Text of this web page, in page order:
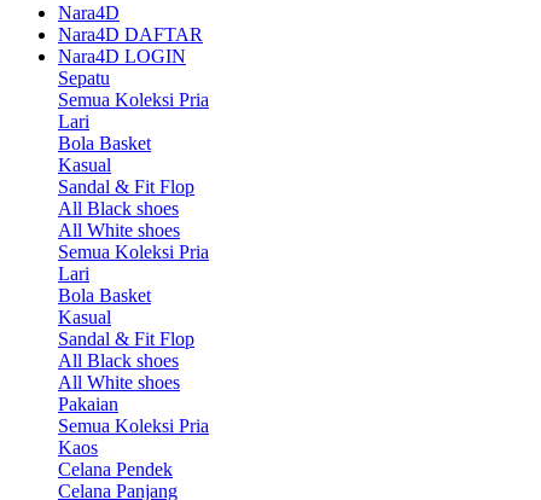
Nara4D
Nara4D DAFTAR
Nara4D LOGIN
Sepatu
Semua Koleksi Pria
Lari
Bola Basket
Kasual
Sandal & Fit Flop
All Black shoes
All White shoes
Semua Koleksi Pria
Lari
Bola Basket
Kasual
Sandal & Fit Flop
All Black shoes
All White shoes
Pakaian
Semua Koleksi Pria
Kaos
Celana Pendek
Celana Panjang